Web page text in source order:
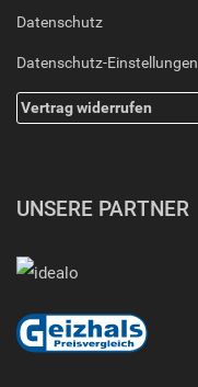
Datenschutz
Datenschutz-Einstellungen
Vertrag widerrufen
UNSERE PARTNER